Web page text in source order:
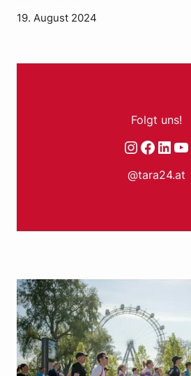
19. August 2024
Folgt uns!
Instagram Facebook LinkedIn YouTube
@tara24.at